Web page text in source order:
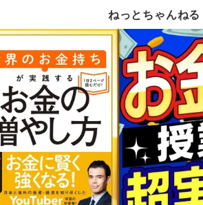
ねっとちゃんねる